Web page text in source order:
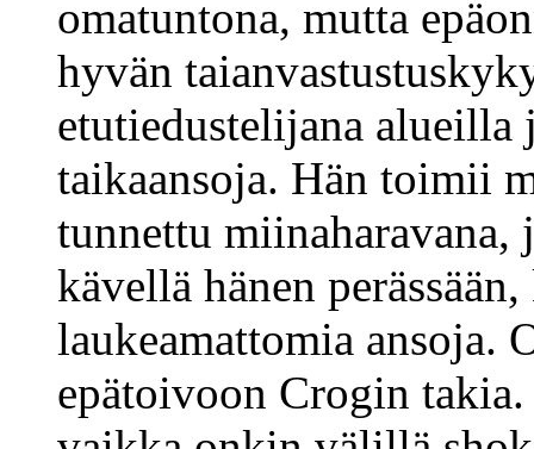
omatuntona, mutta
hyvän
etutiedustelijana alueilla
taikaansoja. Hän toimii
tunnettu
kävellä hänen
laukeamattomia ansoja.
epätoivoon Crogin